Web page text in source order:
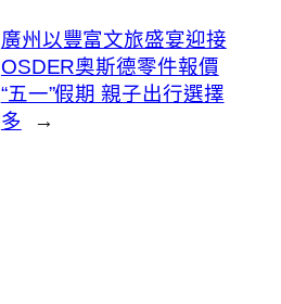
廣州以豐富文旅盛宴迎接
OSDER奧斯德零件報價
“五一”假期 親子出行選擇
多
→